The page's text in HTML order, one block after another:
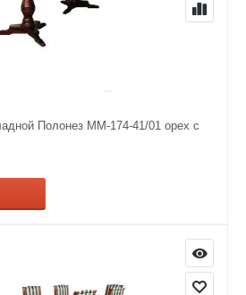
Полонез ММ-174-41/01 орех с